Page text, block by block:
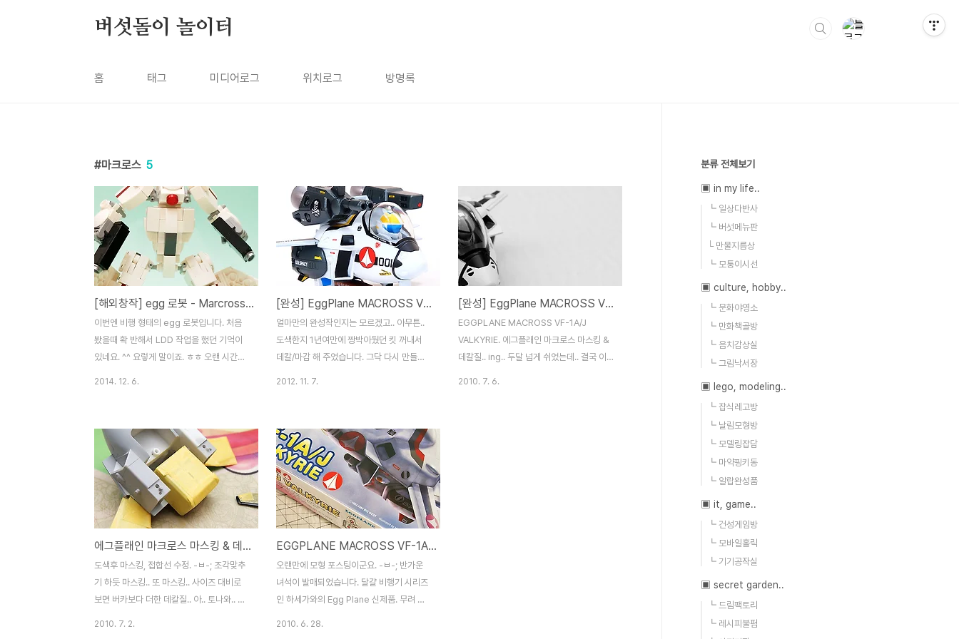
버섯돌이 놀이터
홈 태그 미디어로그 위치로그 방명록
마크로스 5
[해외창작] egg 로봇 - Marcross Valkyrie
이번엔 비행 형태의 egg 로봇입니다. 처음
봤을때 확 반해서 LDD 작업을 했던 기억이
있네요. ^^ 요렇게 말이죠. ㅎㅎ 오랜 시간이
형태. 실제로는 팔의 각도가 한정적이라서 포
즈 잡기 어렵습니다. 비행 형태.로봇부터 비
행형태까지 아무런 제약 없이 완벽하게 변형
됩니다. 무기까지 달아주면 요렇게. 사실 좀
동글동글하니 귀엽죠? ^^ 구조적 한계로 생
각했던 것만큼 만족스럽진 않았지만.. 실제
변형까지 완벽 재현하는 모습은 참 감격스럽
네요. egg 로봇 옵티머스와 더불어 정성이
가장 많이 들어간 녀석입니다. ㅎㅎ
2014. 12. 6.
[완성] EggPlane MACROSS VF-1S Super Valkyrie - Roy Focker
얼마만의 완성작인지는 모르겠고.. 아무튼..
도색한지 1년여만에 짱박아뒀던 킷 꺼내서
데칼/마감 해 주었습니다. 그닥 다시 만들고
사장님 제공입니다. 어찌나 하이라이트를 날
려 주셨는지.. 사진이 그냥 허~애요. -ㅁ-;; 요
녀석은 이전 히카루기와 달리 슈퍼팩 포함입
니다. 슈퍼팩 컬러는 상당히 많은 조합 끝에
탄생했는데.. 마음에 듭니다. 문제는.. 오래되
서 뭘 섞었는지 기억이 하나도 안난다는거~
@_@ 마무리 하면서도 그랬지만... 사진으로
보니 참 대충 만들었네요. ;;; 그래도 어쩔 수
없숨돠.. 귀차니즘을 이길건 없어요..
2012. 11. 7.
[완성] EggPlane MACROSS VF-1A/J Valkyrie - H. ICHIJO
EGGPLANE MACROSS VF-1A/J
VALKYRIE. 에그플래인 마크로스 마스킹 &
데칼질.. ing.. 두달 넘게 쉬었는데.. 결국 이
2010. 7. 6.
에그플래인 마크로스 마스킹 & 데칼질.. ing..
도색후 마스킹, 접합선 수정. -ㅂ-; 조각맞추
기 하듯 마스킹.. 또 마스킹.. 사이즈 대비로
보면 버카보다 더한 데칼질.. 아.. 토나와.. =
2010. 7. 2.
EGGPLANE MACROSS VF-1A/J VALKYRIE.
오랜만에 모형 포스팅이군요. -ㅂ-; 반가운
녀석이 발매되었습니다. 달걀 비행기 시리즈
인 하세가와의 Egg Plane 신제품. 무려 마
2010. 6. 28.
분류 전체보기
▣ in my life..
┗ 일상다반사
┗ 버섯메뉴판
└ 만물지름상
┗ 모퉁이시선
▣ culture, hobby..
┗ 문화야영소
┗ 만화책골방
┗ 음치감상실
┗ 그림낙서장
▣ lego, modeling..
┗ 잡식레고방
┗ 날림모형방
┗ 모델링잡담
┗ 마약핑키동
┗ 알랍완성품
▣ it, game..
┗ 건성게임방
┗ 모바일홀릭
┗ 기기공작실
▣ secret garden..
┗ 드림팩토리
┗ 레시피불펌